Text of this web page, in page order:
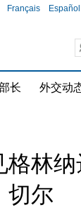
Français Español
长 外交动
格林
切尔